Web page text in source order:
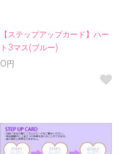
【ステップアップカード】ハー
ト3マス(ブルー)
0円